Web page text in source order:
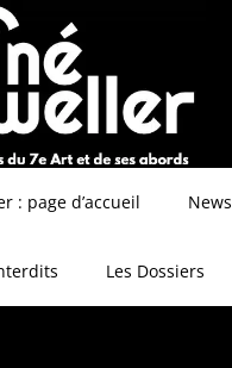
: page d’accueil News
Les Dossiers